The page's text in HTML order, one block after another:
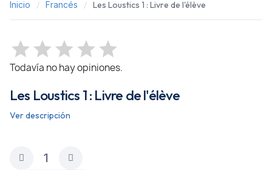
Inicio Francés Les Loustics 1 : Livre de l'élève
Todavía no hay opiniones.
Les Loustics 1 : Livre de l'élève
Ver descripción